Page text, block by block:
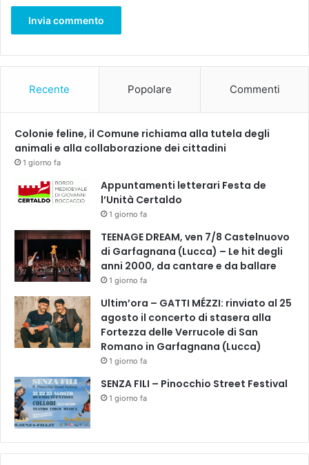
Recente Popolare Commenti
Colonie feline, il Comune richiama alla tutela degli
animali e alla collaborazione dei cittadini
1 giorno fa
Appuntamenti letterari Festa de
l’Unità Certaldo
1 giorno fa
TEENAGE DREAM, ven 7/8 Castelnuovo
di Garfagnana (Lucca) – Le hit degli
anni 2000, da cantare e da ballare
1 giorno fa
Ultim’ora – GATTI MÉZZI: rinviato al 25
agosto il concerto di stasera alla
Fortezza delle Verrucole di San
Romano in Garfagnana (Lucca)
1 giorno fa
SENZA FILI – Pinocchio Street Festival
1 giorno fa